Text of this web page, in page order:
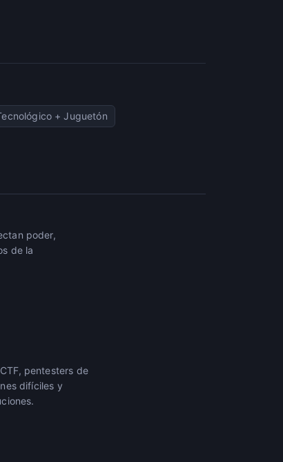
+ Juguetón
poder,
de la
pentesters de
difíciles y